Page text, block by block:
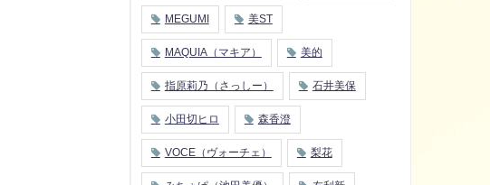
MEGUMI 美ST
MAQUIA（マキア） 美的
指原莉乃（さっしー） 石井美保
小田切ヒロ 森香澄
VOCE（ヴォーチェ） 梨花